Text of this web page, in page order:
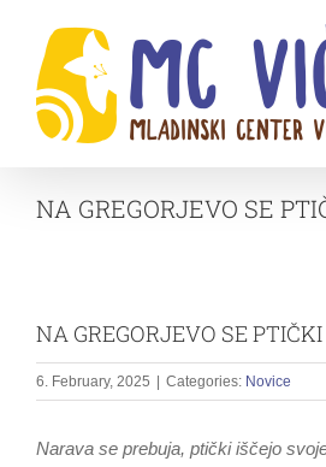
content
NA GREGORJEVO SE
NA GREGORJEVO SE
6. February, 2025 Categories: Novice
Narava se prebuja, ptički iščejo